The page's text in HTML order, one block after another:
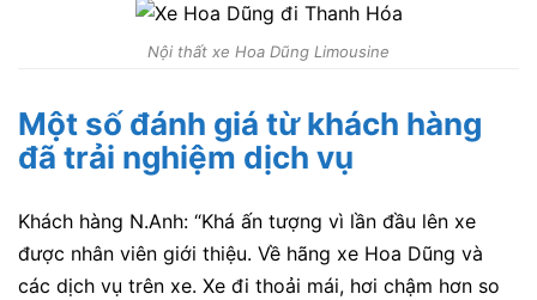
Nội thất xe Hoa Dũng Limousine
Một số đánh giá từ khách hàng
đã trải nghiệm dịch vụ
Khách hàng N.Anh: “Khá ấn tượng vì lần đầu lên xe
được nhân viên giới thiệu. Về hãng xe Hoa Dũng và
các dịch vụ trên xe. Xe đi thoải mái, hơi chậm hơn so